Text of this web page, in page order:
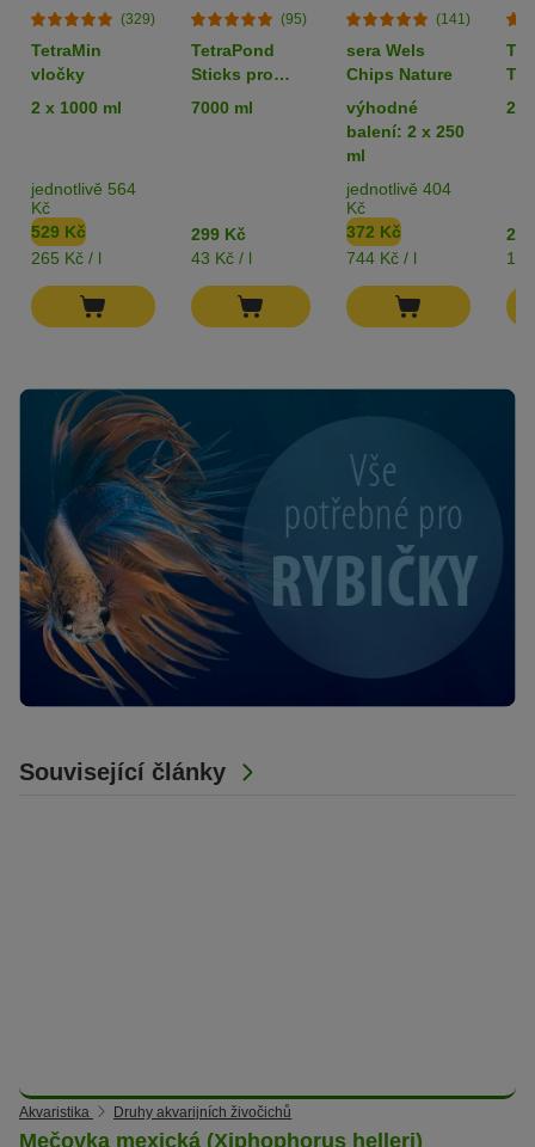
Související články
Akvaristika Druhy akvarijních živočichů
Mečovka mexická (Xiphophorus helleri)
(329)
TetraMin
vločky
2 x 1000 ml
jednotlivě 564
Kč
529 Kč
265 Kč / l
(95)
TetraPond
Sticks pro
jezírkové ryby
7000 ml
299 Kč
43 Kč / l
(141)
sera Wels
Chips Nature
výhodné
balení: 2 x 250
ml
jednotlivě 404
Kč
372 Kč
744 Kč / l
1